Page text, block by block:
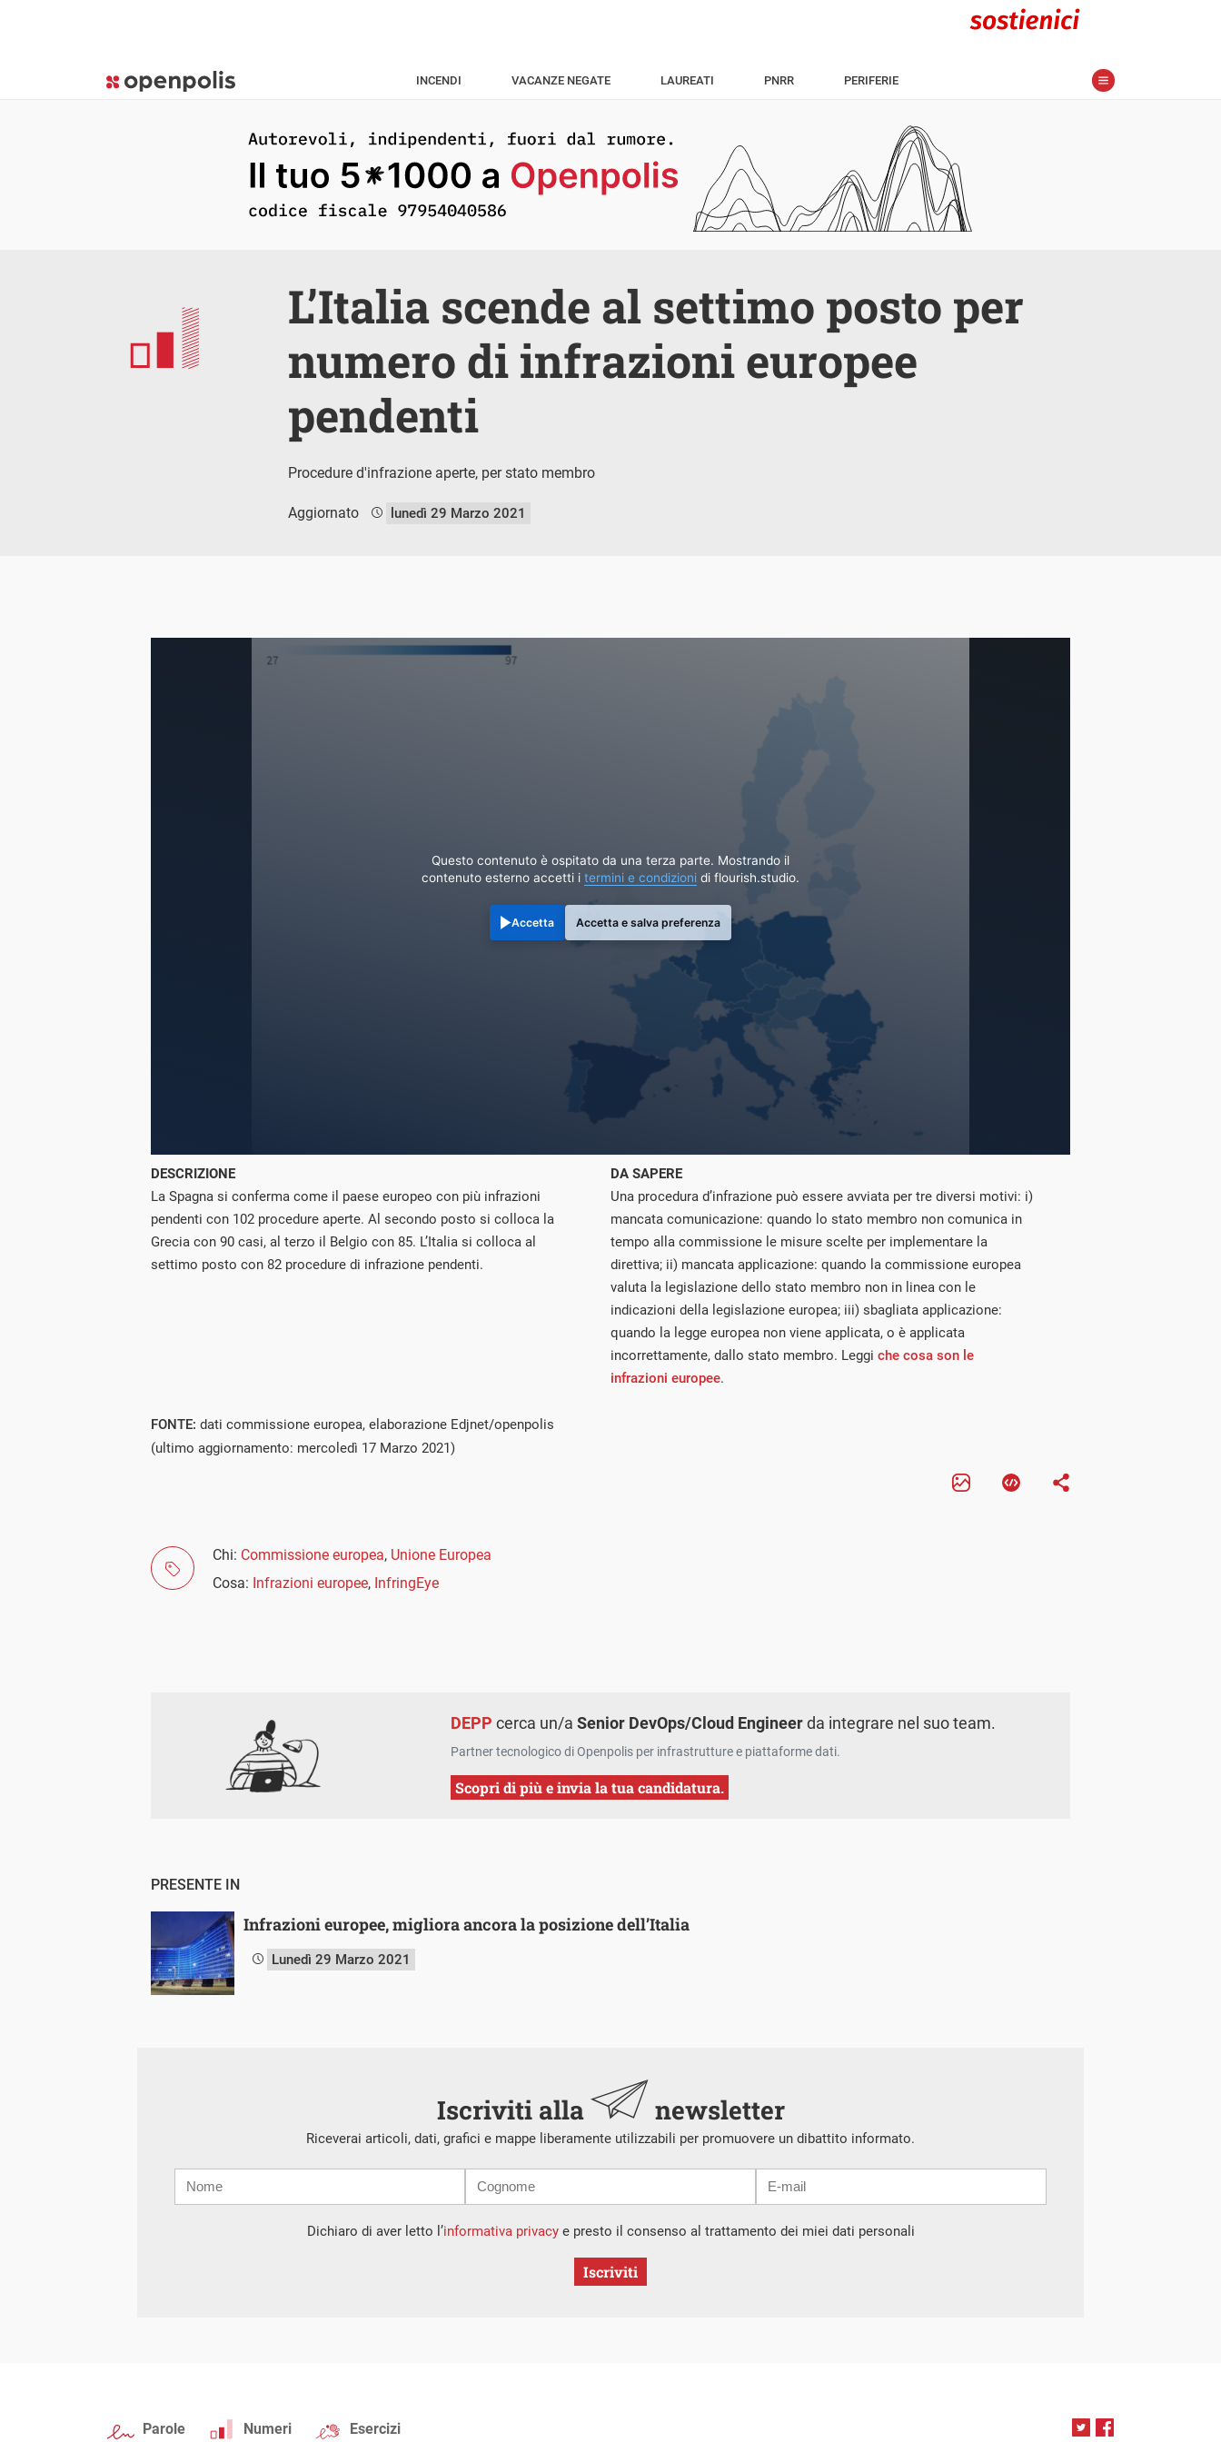
INCENDI VACANZE NEGATE LAUREATI PNRR PERIFERIE
L’Italia scende al settimo posto per
numero di infrazioni europee
pendenti
Procedure d'infrazione aperte, per stato membro
Aggiornato lunedì 29 Marzo 2021
Questo contenuto è ospitato da una terza parte. Mostrando il
contenuto esterno accetti i termini e condizioni di flourish.studio.
Accetta Accetta e salva preferenza
DESCRIZIONE
La Spagna si conferma come il paese europeo con più infrazioni
pendenti con 102 procedure aperte. Al secondo posto si colloca la
Grecia con 90 casi, al terzo il Belgio con 85. L’Italia si colloca al
settimo posto con 82 procedure di infrazione pendenti.
DA SAPERE
Una procedura d’infrazione può essere avviata per tre diversi motivi: i)
mancata comunicazione: quando lo stato membro non comunica in
tempo alla commissione le misure scelte per implementare la
direttiva; ii) mancata applicazione: quando la commissione europea
valuta la legislazione dello stato membro non in linea con le
indicazioni della legislazione europea; iii) sbagliata applicazione:
quando la legge europea non viene applicata, o è applicata
incorrettamente, dallo stato membro. Leggi che cosa son le
infrazioni europee.
FONTE: dati commissione europea, elaborazione Edjnet/openpolis
(ultimo aggiornamento: mercoledì 17 Marzo 2021)
Chi: Commissione europea, Unione Europea
Cosa: Infrazioni europee, InfringEye
DEPP cerca un/aSenior DevOps/Cloud Engineerda integrare nel suo team.
Partner tecnologico di Openpolis per infrastrutture e piattaforme dati.
Scopri di più e invia la tua candidatura.
PRESENTE IN
Infrazioni europee, migliora ancora la posizione dell’Italia
Lunedì 29 Marzo 2021
Iscriviti alla newsletter
Riceverai articoli, dati, grafici e mappe liberamente utilizzabili per promuovere un dibattito informato.
mail
Dichiaro di aver letto l’informativa privacye presto il consenso al trattamento dei miei dati personali
Iscriviti
Parole Numeri Esercizi